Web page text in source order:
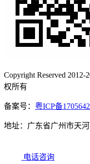
Copyright Reserved
权所有
备案号： 粤ICP备
地址：广东省广州市天
电话咨询